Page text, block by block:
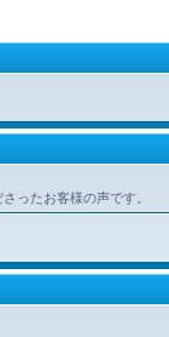
ったお客様の声です。